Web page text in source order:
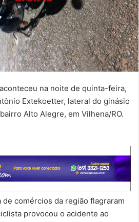
na noite de quinta-feira,
Extekoetter, lateral do ginásio
Alto Alegre, em Vilhena/RO.
de comércios da região flagraram
provocou o acidente ao